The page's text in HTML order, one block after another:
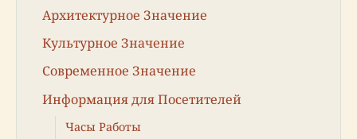
Архитектурное Значение
Культурное Значение
Современное Значение
Информация для Посетителей
Часы Работы